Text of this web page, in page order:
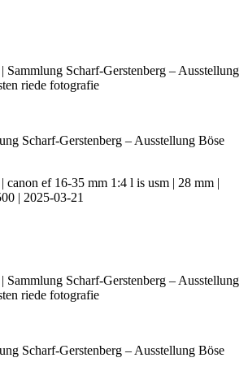
Scharf-Gerstenberg – Ausstellung Böse
canon ef 16-35 mm 1:4 l is usm | 28 mm |
| 2025-03-21
Scharf-Gerstenberg – Ausstellung Böse